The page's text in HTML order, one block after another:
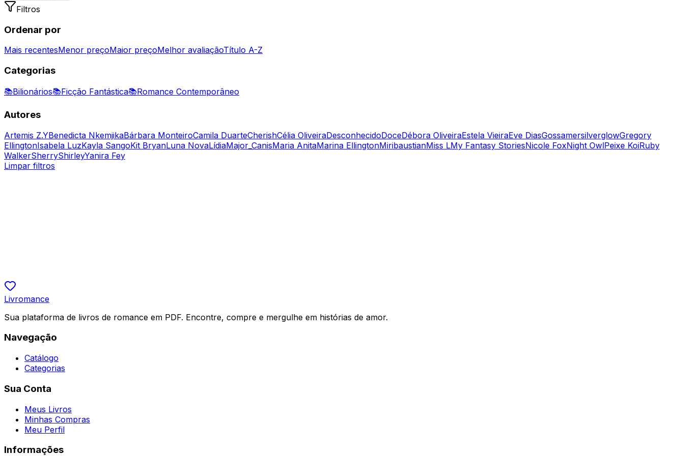
Filtros
Ordenar por
Mais recentesMenor preçoMaior preçoMelhor avaliaçãoTítulo A-Z
Categorias
📚Bilionários📚Ficção Fantástica📚Romance Contemporâneo
Autores
Artemis Z.YBenedicta NkemjikaBárbara MonteiroCamila DuarteCherishCélia OliveiraDesconhecidoDoceDébora OliveiraEstela VieiraEve DiasGossamersilverglowGregory
EllingtonIsabela LuzKayla SangoKit BryanLuna NovaLídiaMajor_CanisMaria AnitaMarina EllingtonMiribaustianMiss LMy Fantasy StoriesNicole FoxNight OwlPeixe KoiRuby
WalkerSherryShirleyYanira Fey
Limpar filtros
Livromance
Sua plataforma de livros de romance em PDF. Encontre, compre e mergulhe em histórias de amor.
Navegação
Catálogo
Categorias
Sua Conta
Meus Livros
Minhas Compras
Meu Perfil
Informações